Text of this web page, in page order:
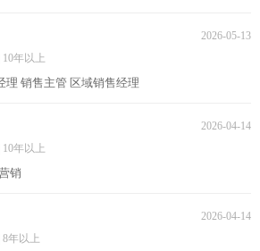
2026-05-13
10年以上
理 销售主管 区域销售经理
2026-04-14
10年以上
销
2026-04-14
8年以上